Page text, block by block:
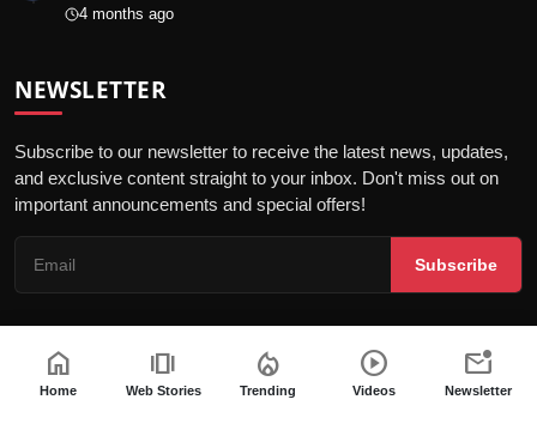
4 months ago
NEWSLETTER
Subscribe to our newsletter to receive the latest news, updates,
and exclusive content straight to your inbox. Don't miss out on
important announcements and special offers!
Subscribe
© 2026 Jalore Live - All Rights Reserved.
home
Home
amp_stories
Web Stories
local_fire_department
Trending
play_circle
Videos
mark_email_unread
Newsletter